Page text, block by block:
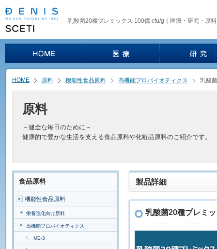
乳酸菌20種プレミックス 100億 cfu/g｜医療・研究・原
HOME 原料 機能性食品原料 高機能プロバイオティクス 乳酸
原料
～健全な毎日のために～
健康的で豊かな生活を支える食品原料や化粧品原料のご紹介です。
食品原料
機能性食品原料
栄養強化向け原料
高機能プロバイオティクス
ME-3
製品詳細
乳酸菌20種プレミ